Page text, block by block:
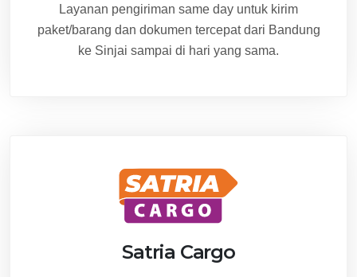
Layanan pengiriman same day untuk kirim
paket/barang dan dokumen tercepat dari Bandung
ke Sinjai sampai di hari yang sama.
Satria Cargo